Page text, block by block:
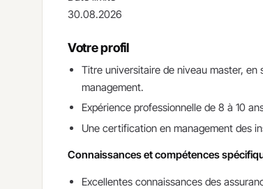
30.08.2026
Votre profil
Titre universitaire de niveau master, en
management.
Expérience professionnelle de 8 à 10
Une certification en management des
Connaissances et compétences
Excellentes connaissances des